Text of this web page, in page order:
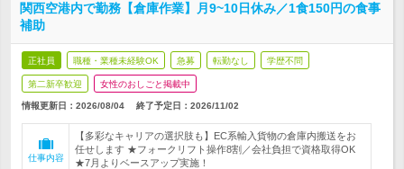
関西空港内で勤務【倉庫作業】月9~10日休み／1食150円の食事
補助
正社員 職種・業種未経験OK 急募 転勤なし 学歴不問
第二新卒歓迎 女性のおしごと掲載中
情報更新日：2026/08/04 終了予定日： 2026/11/02
仕事内容
【多彩なキャリアの選択肢も】EC系輸入貨物の倉庫内搬送をお
任せします ★フォークリフト操作8割／会社負担で資格取得OK
★7月よりベースアップ実施！